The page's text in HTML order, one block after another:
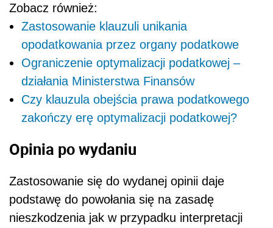
Zobacz również:
Zastosowanie klauzuli unikania
opodatkowania przez organy podatkowe
Ograniczenie optymalizacji podatkowej –
działania Ministerstwa Finansów
Czy klauzula obejścia prawa podatkowego
zakończy erę optymalizacji podatkowej?
Opinia po wydaniu
Zastosowanie się do wydanej opinii daje
podstawę do powołania się na zasadę
nieszkodzenia jak w przypadku interpretacji